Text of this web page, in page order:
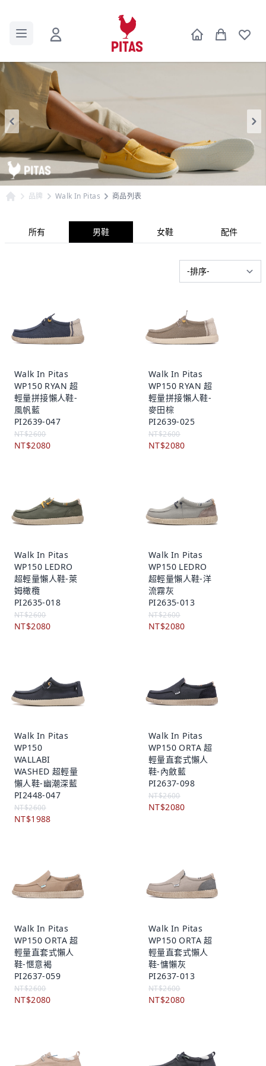
品牌 Walk In Pitas 商品列表
所有 男鞋 女鞋 配件
Walk In Pitas
WP150 RYAN 超
輕量拼接懶人鞋-
風帆藍
PI2639-047
NT$2600
NT$2080
Walk In Pitas
WP150 RYAN 超
輕量拼接懶人鞋-
麥田棕
PI2639-025
NT$2600
NT$2080
Walk In Pitas
WP150 LEDRO
超輕量懶人鞋-萊
姆橄欖
PI2635-018
NT$2600
NT$2080
Walk In Pitas
WP150 LEDRO
超輕量懶人鞋-洋
流霧灰
PI2635-013
NT$2600
NT$2080
Walk In Pitas
WP150
WALLABI
WASHED 超輕量
懶人鞋-幽潮深藍
PI2448-047
NT$2600
NT$1988
Walk In Pitas
WP150 ORTA 超
輕量直套式懶人
鞋-內斂藍
PI2637-098
NT$2600
NT$2080
Walk In Pitas
WP150 ORTA 超
輕量直套式懶人
鞋-愜意褐
PI2637-059
NT$2600
NT$2080
Walk In Pitas
WP150 ORTA 超
輕量直套式懶人
鞋-慵懶灰
PI2637-013
NT$2600
NT$2080